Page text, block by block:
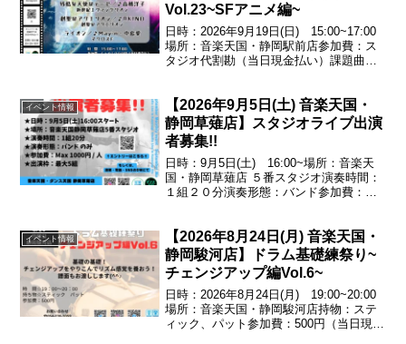
Vol.23~SFアニメ編~
日時：2026年9月19日(日) 15:00~17:00
場所：音楽天国・静岡駅前店参加費：ス
タジオ代割勘（当日現金払い）課題曲残
♪AKINO（創聖のアクエリオン）ライ...
イベント情報
【2026年9月5日(土) 音楽天国・
静岡草薙店】スタジオライブ出演
者募集!!
日時：9月5日(土) 16:00~場所：音楽天
国・静岡草薙店 ５番スタジオ演奏時間：
１組２０分演奏形態：バンド参加費：
イベント情報
【2026年8月24日(月) 音楽天国・
静岡駿河店】ドラム基礎練祭り~
チェンジアップ編Vol.6~
日時：2026年8月24日(月) 19:00~20:00
場所：音楽天国・静岡駿河店持物：ステ
ィック、パット参加費：500円（当日現金